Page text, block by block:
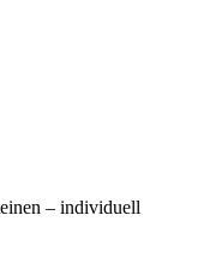
– individuell